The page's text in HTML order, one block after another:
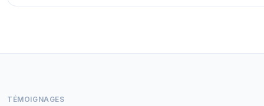
TÉMOIGNAGES